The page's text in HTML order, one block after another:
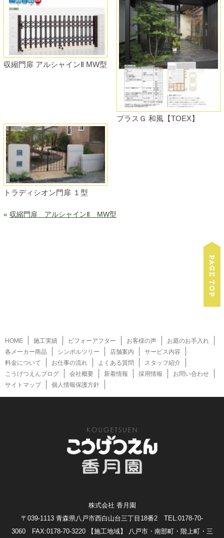
収縮門扉 アルシャインⅡ MW型
プラスＧ 和風【TOEX】
トラディシオン門扉 １型
« 収縮門扉 アルシャインⅡ MW型
HOME 施工実績 ビフォーアフター お客様の声
お庭のお手入れ
各メーカー商品
シンボルツリー 店舗案内
サービス内容
料金について
お仕事の流れ よくある質問
スタッフ紹介
こうげつえんブログ
会社概要 新着情報 採用情報
お問い合わせ
サイトマップ
個人情報保護方針
株式会社 香月園
〒039-1113 青森県八戸市西白山台三丁目18番2 TEL:0178-70-
3060 FAX:0178-70-3220
【施工地域】 八戸市・南部町・階上町・三